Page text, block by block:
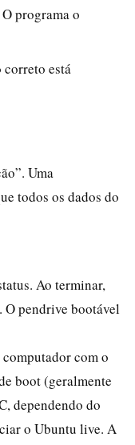
programa o
está
Uma
todos os dados do
Ao terminar,
O pendrive bootável
com o
boot (geralmente
dependendo do
o Ubuntu live. A